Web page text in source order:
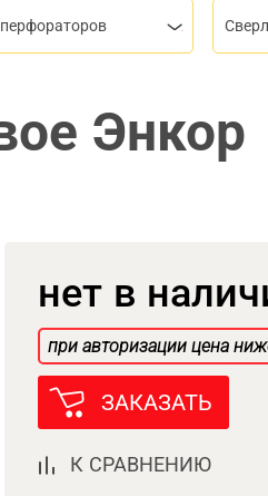
Энкор
нет в
при авторизации цена
ЗАКАЗАТЬ
К СРАВНЕНИЮ